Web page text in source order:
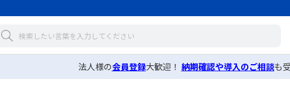
法人様の会員登録大歓迎！ 納期確認や導入のご相談も